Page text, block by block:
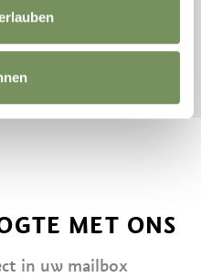
MET ONS
in uw mailbox